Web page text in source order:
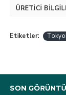
ÜRETICI
Etiketler:
SON